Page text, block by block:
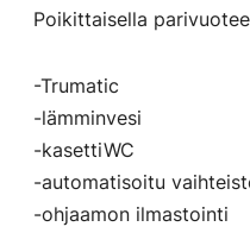
Poikittaisella
-Trumatic
-lämminvesi
-kasettiWC
-automatisoitu
-ohjaamon ilmastointi